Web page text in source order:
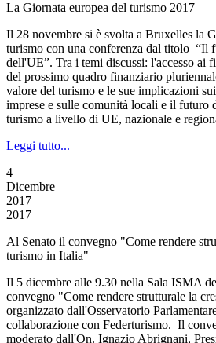
La Giornata europea del turismo 2017
Il 28 novembre si è svolta a Bruxelles la
turismo con una conferenza dal titolo “Il
dell'UE”. Tra i temi discussi: l'accesso ai
del prossimo quadro finanziario
valore del turismo e le sue implicazioni
imprese e sulle comunità locali e il futuro
turismo a livello di UE, nazionale e
Leggi tutto...
4
Dicembre
2017
2017
Al Senato il convegno "Come rendere
turismo in Italia"
Il 5 dicembre alle 9.30 nella Sala ISMA
convegno "Come rendere strutturale la
organizzato dall'Osservatorio
collaborazione con Federturismo. Il
moderato dall'On. Ignazio Abrignani,